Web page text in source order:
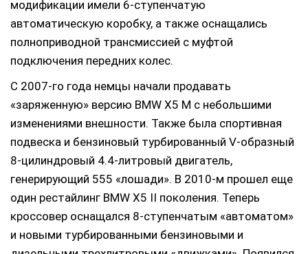
модификации имели 6-ступенчатую
автоматическую коробку, а также оснащались
полноприводной трансмиссией с муфтой
подключения передних колес.
С 2007-го года немцы начали продавать
«заряженную» версию BMW X5 M с небольшими
изменениями внешности. Также была спортивная
подвеска и бензиновый турбированный V-образный
8-цилиндровый 4.4-литровый двигатель,
генерирующий 555 «лошади». В 2010-м прошел еще
один рестайлинг BMW X5 II поколения. Теперь
кроссовер оснащался 8-ступенчатым «автоматом»
и новыми турбированными бензиновыми и